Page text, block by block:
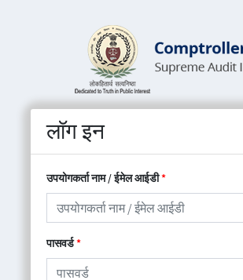
लॉग इन
उपयोगकर्ता नाम / ईमेल आईडी
पासवर्ड